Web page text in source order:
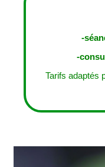
-
-
Tarifs adaptés